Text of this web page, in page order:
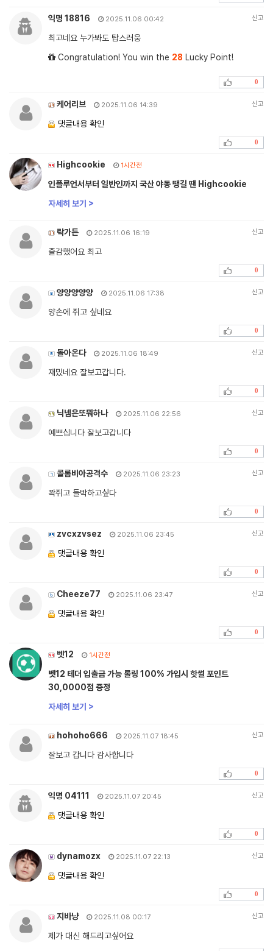
익명 18816 2025.11.06 00:42 신고
최고네요 누가봐도 탑스러웅
Congratulation! You win the 28 Lucky Point!
0
케어리브 2025.11.06 14:39 신고
댓글내용 확인
0
Highcookie 1시간전
인플루언서부터 일반인까지 국산 야동 땡길 땐 Highcookie
자세히 보기 >
락가든 2025.11.06 16:19 신고
즐감했어요 최고
0
양양양양양 2025.11.06 17:38 신고
양손에 쥐고 싶네요
0
돌아온다 2025.11.06 18:49 신고
재밌네요 잘보고갑니다.
0
닉넴은또뭐하나 2025.11.06 22:56 신고
예쁘십니다 잘보고갑니다
0
콜롬비아공격수 2025.11.06 23:23 신고
꽉쥐고 들박하고싶다
0
zvcxzvsez 2025.11.06 23:45 신고
댓글내용 확인
0
Cheeze77 2025.11.06 23:47 신고
댓글내용 확인
0
벳12 1시간전
벳12 테더 입출금 가능 롤링 100% 가입시 핫썰 포인트
30,0000점 증정
자세히 보기 >
hohoho666 2025.11.07 18:45 신고
잘보고 갑니다 감사합니다
0
익명 04111 2025.11.07 20:45 신고
댓글내용 확인
0
dynamozx 2025.11.07 22:13 신고
댓글내용 확인
0
지바냥 2025.11.08 00:17 신고
제가 대신 해드리고싶어요